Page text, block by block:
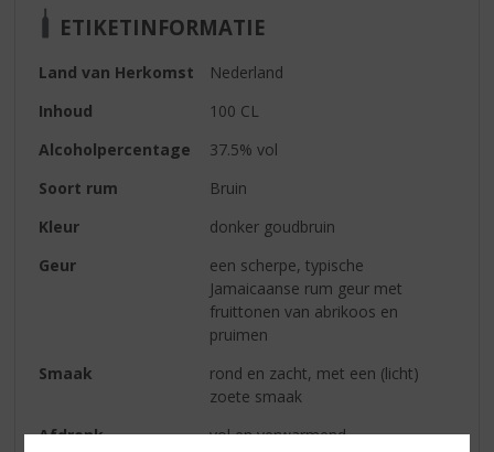
ETIKETINFORMATIE
Land van Herkomst
Nederland
Inhoud
100 CL
Alcoholpercentage
37.5% vol
Soort rum
Bruin
Kleur
donker goudbruin
Geur
een scherpe, typische
Jamaicaanse rum geur met
fruittonen van abrikoos en
pruimen
Smaak
rond en zacht, met een (licht)
zoete smaak
Afdronk
vol en verwarmend